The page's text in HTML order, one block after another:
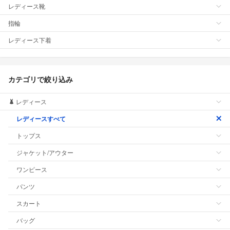
レディース靴
指輪
レディース下着
カテゴリで絞り込み
レディース
レディースすべて
トップス
ジャケット/アウター
ワンピース
パンツ
スカート
バッグ